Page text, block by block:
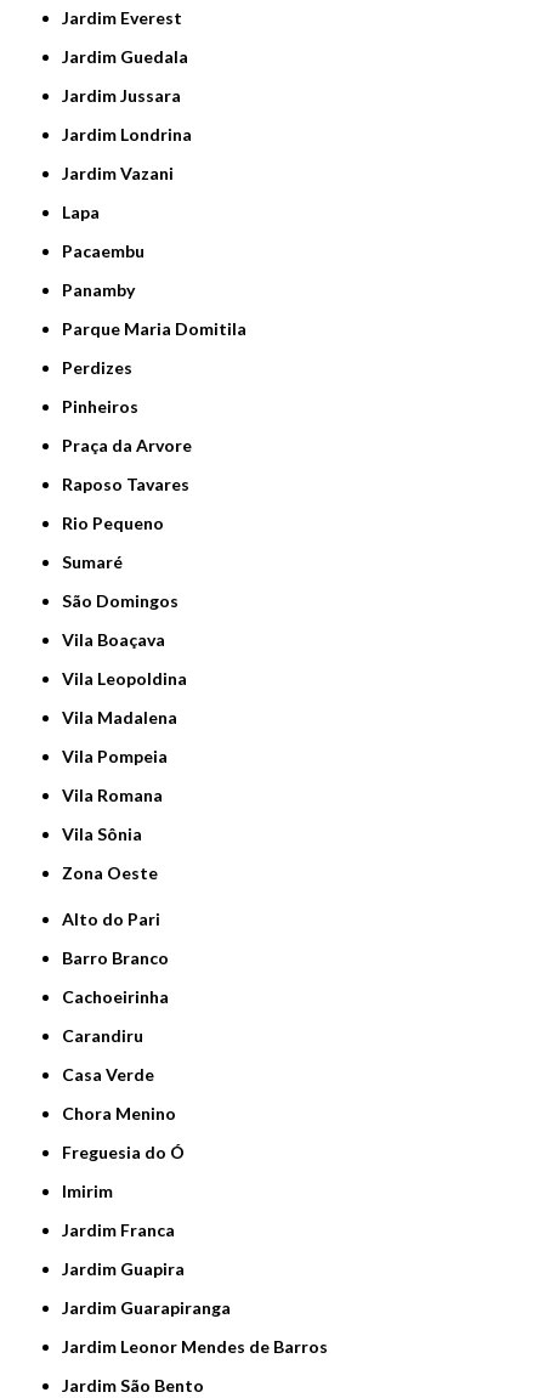
Jardim Everest
Jardim Guedala
Jardim Jussara
Jardim Londrina
Jardim Vazani
Lapa
Pacaembu
Panamby
Parque Maria Domitila
Perdizes
Pinheiros
Praça da Arvore
Raposo Tavares
Rio Pequeno
Sumaré
São Domingos
Vila Boaçava
Vila Leopoldina
Vila Madalena
Vila Pompeia
Vila Romana
Vila Sônia
Zona Oeste
Alto do Pari
Barro Branco
Cachoeirinha
Carandiru
Casa Verde
Chora Menino
Freguesia do Ó
Imirim
Jardim Franca
Jardim Guapira
Jardim Guarapiranga
Jardim Leonor Mendes de Barros
Jardim São Bento